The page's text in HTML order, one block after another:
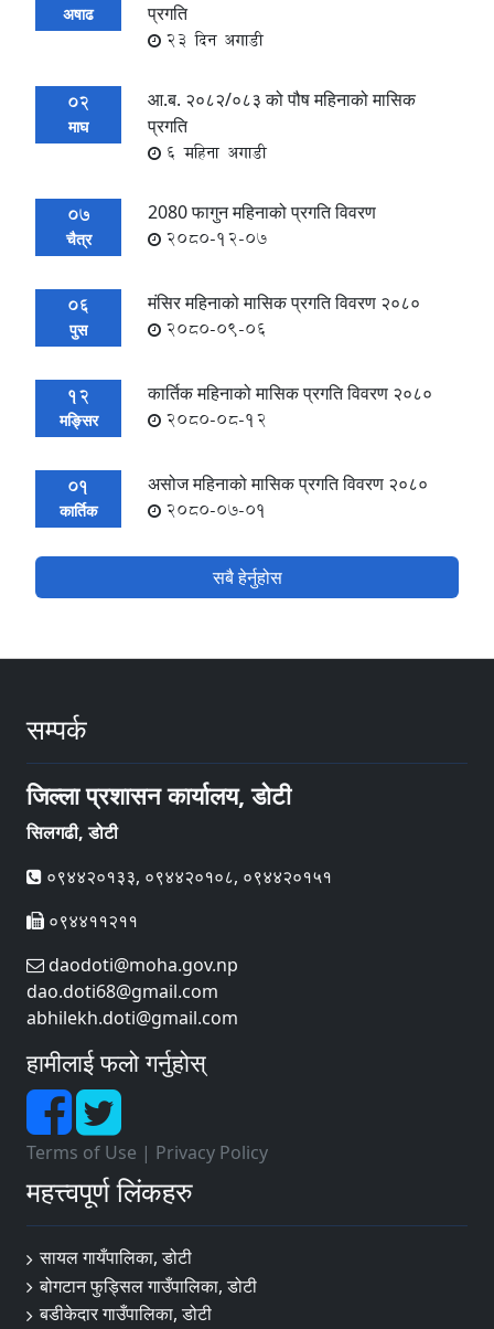
अषाढ प्रगति
23 दिन अगाडी
02
माघ
आ.ब. २०८२/०८३ को पौष महिनाको मासिक
प्रगति
6 महिना अगाडी
07
चैत्र
2080 फागुन महिनाको प्रगति विवरण
2080-12-07
06
पुस
मंसिर महिनाको मासिक प्रगति विवरण २०८०
2080-09-06
12
मङ्सिर
कार्तिक महिनाको मासिक प्रगति विवरण २०८०
2080-08-12
01
कार्तिक
असोज महिनाको मासिक प्रगति विवरण २०८०
2080-07-01
सबै हेर्नुहोस
सम्पर्क
जिल्ला प्रशासन कार्यालय, डोटी
सिलगढी, डोटी
०९४४२०१३३, ०९४४२०१०८, ०९४४२०१५१
०९४४११२११
daodoti@moha.gov.np
dao.doti68@gmail.com
abhilekh.doti@gmail.com
हामीलाई फलो गर्नुहोस्
Terms of Use | Privacy Policy
महत्त्वपूर्ण लिंकहरु
सायल गायँपालिका, डोटी
बोगटान फुड्सिल गाउँपालिका, डोटी
बडीकेदार गाउँपालिका, डोटी